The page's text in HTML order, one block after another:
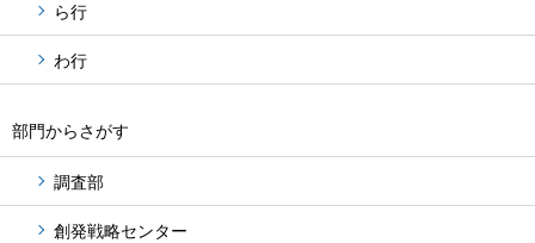
ら行
わ行
部門からさがす
調査部
創発戦略センター